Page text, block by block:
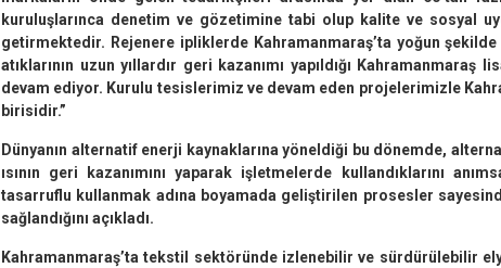
kuruluşlarınca denetim ve gözetimine tabi olup kalite ve sosyal
getirmektedir. Rejenere ipliklerde Kahramanmaraş’ta yoğun
atıklarının uzun yıllardır geri kazanımı yapıldığı Kahramanmaraş
devam ediyor. Kurulu tesislerimiz ve devam eden projelerimizle
birisidir.”
Dünyanın alternatif enerji kaynaklarına yöneldiği bu dönemde,
ısının geri kazanımını yaparak işletmelerde kullandıklarını
tasarruflu kullanmak adına boyamada geliştirilen prosesler
sağlandığını açıkladı.
Kahramanmaraş’ta tekstil sektöründe izlenebilir ve sürdürülebilir